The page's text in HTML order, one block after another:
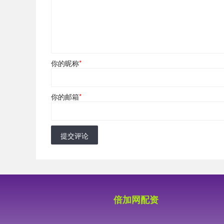
你的昵称*
你的邮箱*
提交评论
倍加网配资